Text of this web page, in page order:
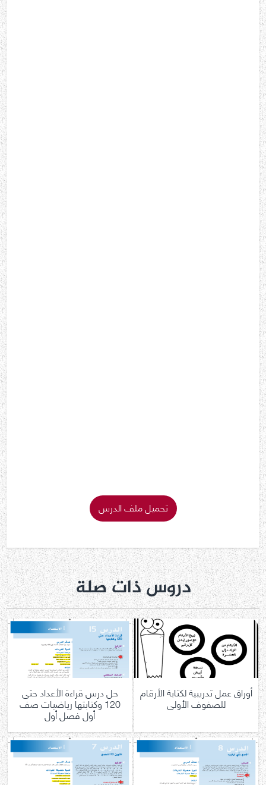
تحميل ملف الدرس
دروس ذات صلة
أوراق عمل تدريبية لكتابة الأرقام
للصفوف الأولى
حل درس قراءة الأعداد حتى
120 وكتابتها رياضيات صف
أول فصل أول